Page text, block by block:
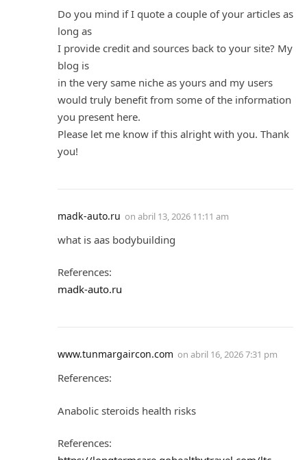
Do you mind if I quote a couple of your articles as
long as
I provide credit and sources back to your site? My
blog is
in the very same niche as yours and my users
would truly benefit from some of the information
you present here.
Please let me know if this alright with you. Thank
you!
madk-auto.ru on abril 13, 2026 11:11 am
what is aas bodybuilding
References:
madk-auto.ru
www.tunmargaircon.com on abril 16, 2026 7:31 pm
References:
Anabolic steroids health risks
References: